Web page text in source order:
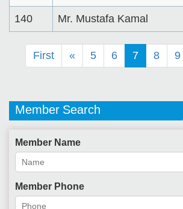
140 Mr. Mustafa Kamal
First « 5 6 7 8 9
Member Search
Member Name
Member Phone